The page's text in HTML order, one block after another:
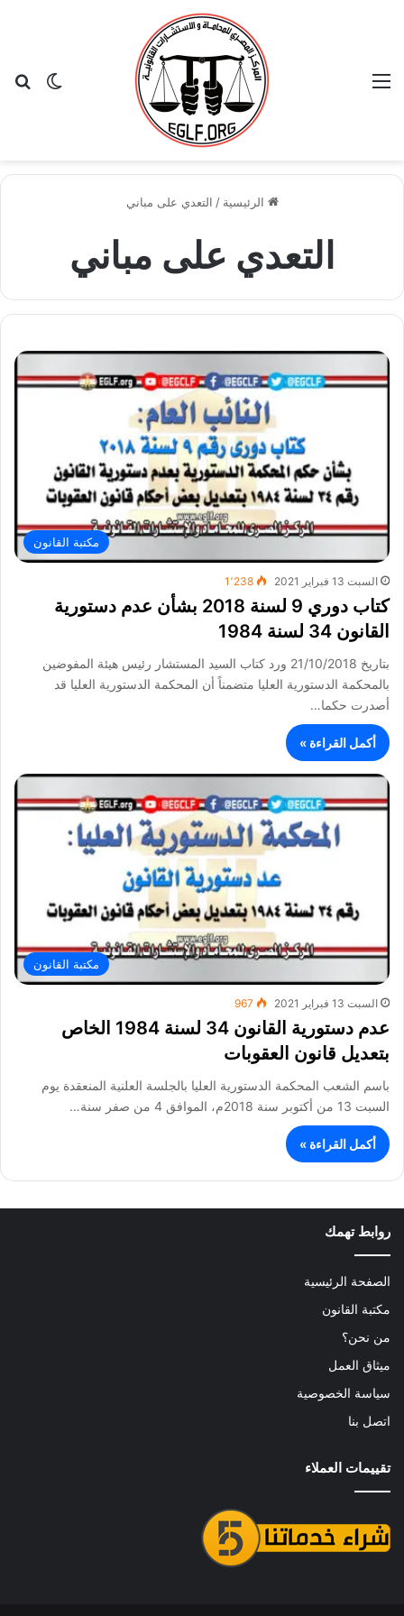
الوضع القائمة
الرئيسية / التعدي على مباني
التعدي على مباني
مكتبة القانون
السبت 13 فبراير 2021 1٬238
كتاب دوري 9 لسنة 2018 بشأن عدم دستورية
القانون 34 لسنة 1984
بتاريخ 21/10/2018 ورد كتاب السيد المستشار رئيس هيئة المفوضين
بالمحكمة الدستورية العليا متضمناً أن المحكمة الدستورية العليا قد
أصدرت حكما…
أكمل القراءة »
مكتبة القانون
السبت 13 فبراير 2021 967
عدم دستورية القانون 34 لسنة 1984 الخاص
بتعديل قانون العقوبات
باسم الشعب المحكمة الدستورية العليا بالجلسة العلنية المنعقدة يوم
السبت 13 من أكتوبر سنة 2018م، الموافق 4 من صفر سنة…
أكمل القراءة »
روابط تهمك
الصفحة الرئيسية
مكتبة القانون
من نحن؟
ميثاق العمل
سياسة الخصوصية
اتصل بنا
تقييمات العملاء